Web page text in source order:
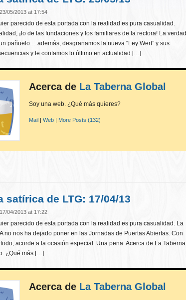
23/05/2013 at 17:54
parecido de esta portada con la realidad es pura casualidad.
¡lo de las fundaciones y los familiares de la rectora! La verdad
pañuelo… además, desgranamos la nueva “Ley Wert” y sus
y te contamos lo último en actualidad […]
Acerca de La Taberna Global
Soy una web. ¿Qué más quieres?
Mail | Web | More Posts (132)
satírica de LTG: 17/04/13
17/04/2013 at 17:22
parecido de esta portada con la realidad es pura casualidad. La
no nos ha dejado poner en las Jornadas de Puertas Abiertas. Con
acorde a la ocasión especial. Una pena. Acerca de La Taberna
¿Qué más […]
Acerca de La Taberna Global